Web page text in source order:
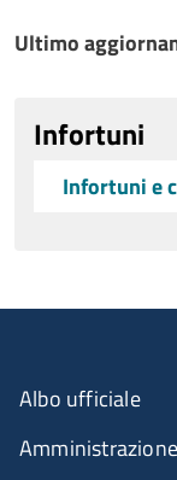
Ultimo
Ultimo
Infortuni
Infortuni e
Albo ufficiale